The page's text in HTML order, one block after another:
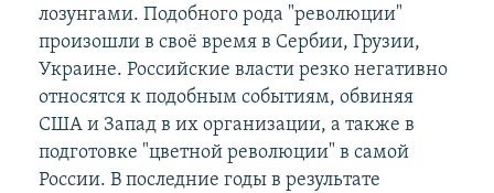
лозунгами. Подобного рода "революции"
произошли в своё время в Сербии, Грузии,
Украине. Российские власти резко негативно
относятся к подобным событиям, обвиняя
США и Запад в их организации, а также в
подготовке "цветной революции" в самой
России. В последние годы в результате